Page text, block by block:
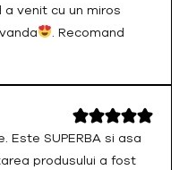
venit cu un miros
. Recomand
Este SUPERBA si asa
produsului a fost